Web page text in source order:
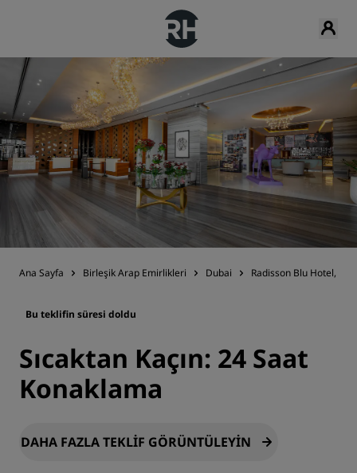
Ana Sayfa Birleşik Arap Emirlikleri Dubai Radisson Blu Hotel,
Bu teklifin süresi doldu
Sıcaktan Kaçın: 24 Saat
Konaklama
DAHA FAZLA TEKLIF GÖRÜNTÜLEYIN